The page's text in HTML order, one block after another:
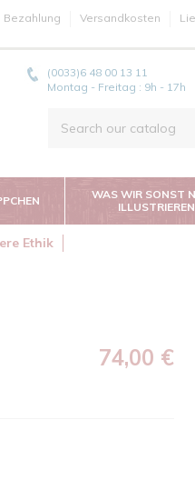
Bezahlung Versandkosten
(0033)6 48 00 13 11
Montag - Freitag : 9h - 17h
WAS WIR SONST
ILLUSTRIEREN
Ethik
74,00 €